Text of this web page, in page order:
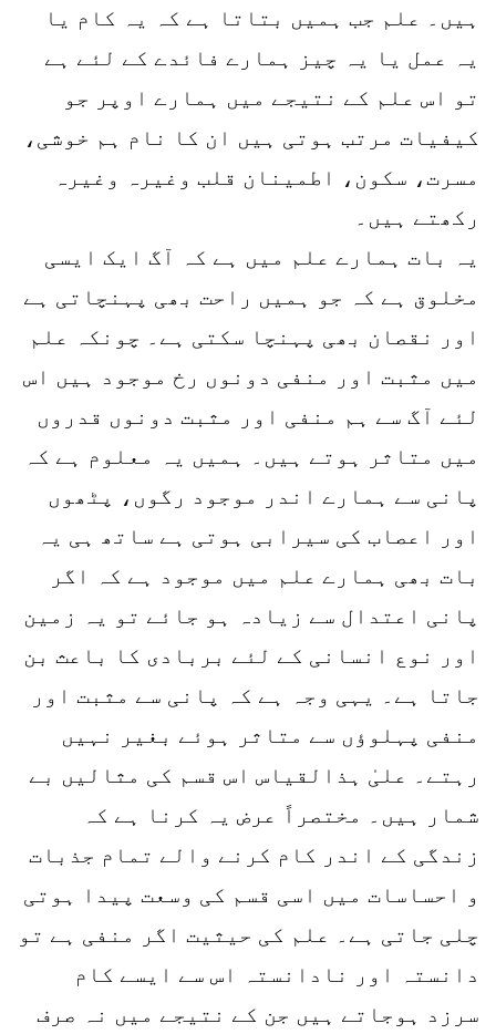
ہیں۔ علم جب ہمیں بتاتا ہے کہ یہ کام یا
یہ عمل یا یہ چیز ہمارے فائدے کے لئے ہے
تو اس علم کے نتیجے میں ہمارے اوپر جو
کیفیات مرتب ہوتی ہیں ان کا نام ہم خوشی،
مسرت، سکون، اطمینان قلب وغیرہ وغیرہ
رکھتے ہیں۔
یہ بات ہمارے علم میں ہے کہ آگ ایک ایسی
مخلوق ہے کہ جو ہمیں راحت بھی پہنچاتی ہے
اور نقصان بھی پہنچا سکتی ہے۔ چونکہ علم
میں مثبت اور منفی دونوں رخ موجود ہیں اس
لئے آگ سے ہم منفی اور مثبت دونوں قدروں
میں متاثر ہوتے ہیں۔ ہمیں یہ معلوم ہے کہ
پانی سے ہمارے اندر موجود رگوں، پٹھوں
اور اعصاب کی سیرابی ہوتی ہے ساتھ ہی یہ
بات بھی ہمارے علم میں موجود ہے کہ اگر
پانی اعتدال سے زیادہ ہو جائے تو یہ زمین
اور نوع انسانی کے لئے بربادی کا باعث بن
جاتا ہے۔ یہی وجہ ہے کہ پانی سے مثبت اور
منفی پہلوؤں سے متاثر ہوئے بغیر نہیں
رہتے۔ علیٰ ہذالقیاس اس قسم کی مثالیں بے
شمار ہیں۔ مختصراً عرض یہ کرنا ہے کہ
زندگی کے اندر کام کرنے والے تمام جذبات
و احساسات میں اسی قسم کی وسعت پیدا ہوتی
چلی جاتی ہے۔ علم کی حیثیت اگر منفی ہے تو
دانستہ اور نادانستہ اس سے ایسے کام
سرزد ہوجاتے ہیں جن کے نتیجے میں نہ صرف